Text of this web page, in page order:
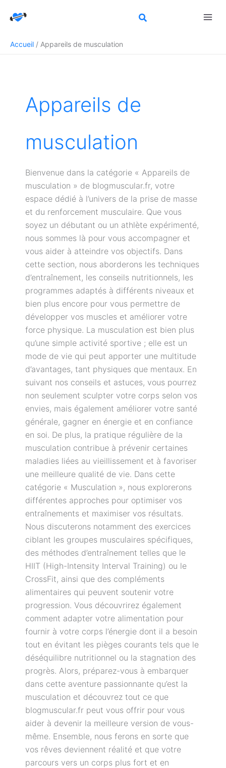
Accueil
Appareils de musculation
Appareils de
musculation
Bienvenue dans la catégorie « Appareils de
musculation » de blogmuscular.fr, votre
espace dédié à l’univers de la prise de masse
et du renforcement musculaire. Que vous
soyez un débutant ou un athlète expérimenté,
nous sommes là pour vous accompagner et
vous aider à atteindre vos objectifs. Dans
cette section, nous aborderons les techniques
d’entraînement, les conseils nutritionnels, les
programmes adaptés à différents niveaux et
bien plus encore pour vous permettre de
développer vos muscles et améliorer votre
force physique. La musculation est bien plus
qu’une simple activité sportive ; elle est un
mode de vie qui peut apporter une multitude
d’avantages, tant physiques que mentaux. En
suivant nos conseils et astuces, vous pourrez
non seulement sculpter votre corps selon vos
envies, mais également améliorer votre santé
générale, gagner en énergie et en confiance
en soi. De plus, la pratique régulière de la
musculation contribue à prévenir certaines
maladies liées au vieillissement et à favoriser
une meilleure qualité de vie. Dans cette
catégorie « Musculation », nous explorerons
différentes approches pour optimiser vos
entraînements et maximiser vos résultats.
Nous discuterons notamment des exercices
ciblant les groupes musculaires spécifiques,
des méthodes d’entraînement telles que le
HIIT (High-Intensity Interval Training) ou le
CrossFit, ainsi que des compléments
alimentaires qui peuvent soutenir votre
progression. Vous découvrirez également
comment adapter votre alimentation pour
fournir à votre corps l’énergie dont il a besoin
tout en évitant les pièges courants tels que le
déséquilibre nutritionnel ou la stagnation des
progrès. Alors, préparez-vous à embarquer
dans cette aventure passionnante qu’est la
musculation et découvrez tout ce que
blogmuscular.fr peut vous offrir pour vous
aider à devenir la meilleure version de vous-
même. Ensemble, nous ferons en sorte que
vos rêves deviennent réalité et que votre
parcours vers un corps plus fort et en
e
h